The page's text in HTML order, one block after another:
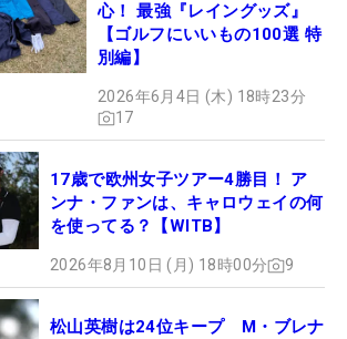
心！ 最強『レイングッズ』
【ゴルフにいいもの100選 特
別編】
2026年6月4日 (木) 18時23分
17
17歳で欧州女子ツアー4勝目！ ア
ンナ・ファンは、キャロウェイの何
を使ってる？【WITB】
2026年8月10日 (月) 18時00分 9
松山英樹は24位キープ M・ブレナ